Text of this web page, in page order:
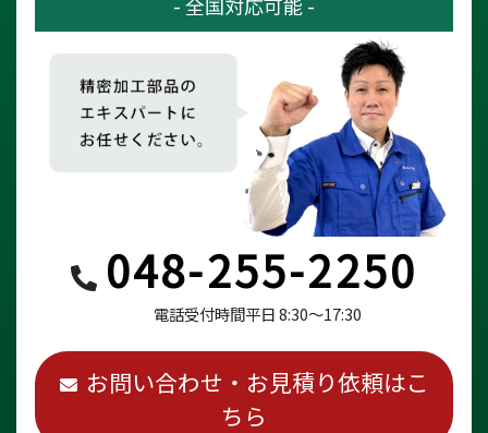
048-255-2250
電話受付時間平日 8:30～17:30
お問い合わせ・お見積り依頼はこ
ちら